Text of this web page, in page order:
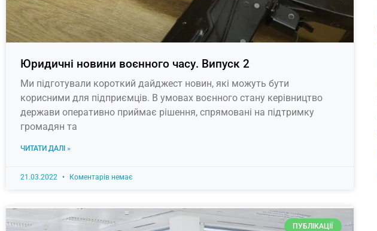
Юридичні новини воєнного часу. Випуск 2
Ми підготували короткий дайджест новин, які можуть бути
корисними для підприємців. В умовах воєнного стану керівництво
держави оперативно приймає рішення, спрямовані на підтримку
громадян та
ЧИТАТИ ДАЛІ »
21.03.2022 Коментарів немає
ПУБЛІКАЦІЇ